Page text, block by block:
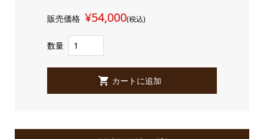
販売価格 ¥54,000(税込)
数量